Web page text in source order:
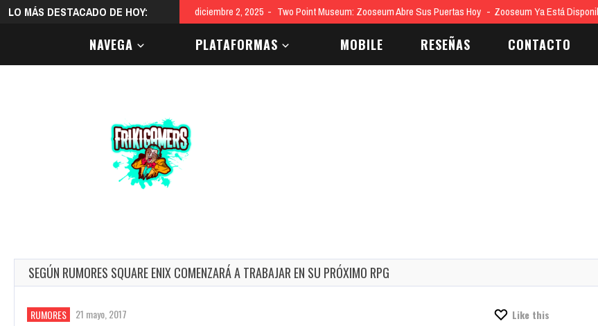
LO MÁS DESTACADO DE HOY: diciembre 2, 2025 Two Point Museum: Zooseum Abre Sus Puertas Hoy Zooseum Ya Está
NAVEGA PLATAFORMAS MOBILE RESEÑAS CONTACTO
SEGÚN RUMORES SQUARE ENIX COMENZARÁ A TRABAJAR EN SU PRÓXIMO RPG
RUMORES 21 mayo, 2017
Like this